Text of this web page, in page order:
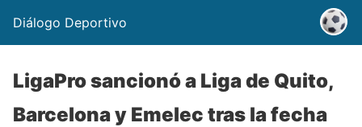
Diálogo Deportivo
LigaPro sancionó a Liga de Quito,
Barcelona y Emelec tras la fecha